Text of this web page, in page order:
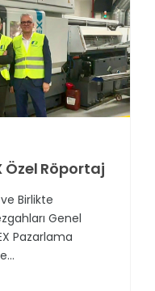
INDEX Özel Röportaj
ve Birlikte
Genel
Pazarlama